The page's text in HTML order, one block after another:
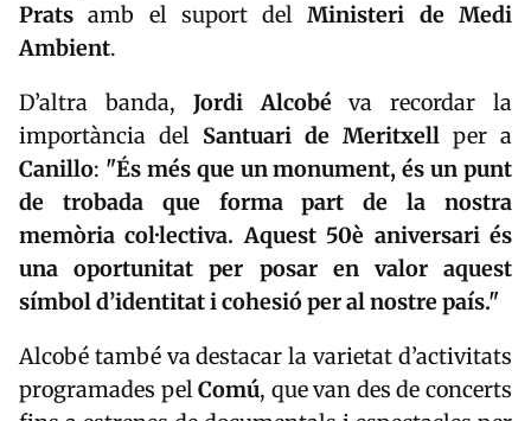
Prats amb el suport delMinisteri de Medi
Ambient.
D’altra banda, Jordi Alcobéva recordar la
importància del Santuari de Meritxell per a
Canillo: "És més que un monument, és un punt
de trobada que forma part de la nostra
memòria col·lectiva. Aquest 50è aniversari és
una oportunitat per posar en valor aquest
símbol d’identitaticohesióper al nostre país."
Alcobé també va destacar la varietat d’activitats
programades pelComú, que van des de concerts